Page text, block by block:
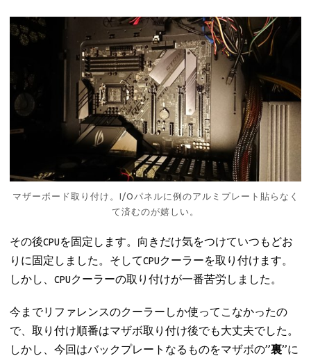
マザーボード取り付け。I/Oパネルに例のアルミプレート貼らなく
て済むのが嬉しい。
その後CPUを固定します。向きだけ気をつけていつもどお
りに固定しました。そしてCPUクーラーを取り付けます。
しかし、CPUクーラーの取り付けが一番苦労しました。
今までリファレンスのクーラーしか使ってこなかったの
で、取り付け順番はマザボ取り付け後でも大丈夫でした。
しかし、今回はバックプレートなるものをマザボの”裏”に